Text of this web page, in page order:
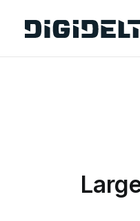
CONTACTOS